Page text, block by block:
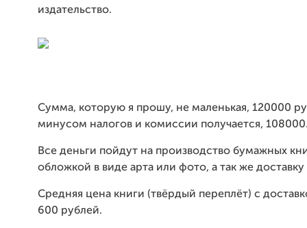
издательство.
Сумма, которую я прошу, не маленькая, 120000
минусом налогов и комиссии получается,
Все деньги пойдут на производство бумажных
обложкой в виде арта или фото, а так же доставку
Средняя цена книги (твёрдый переплёт) с
600 рублей.